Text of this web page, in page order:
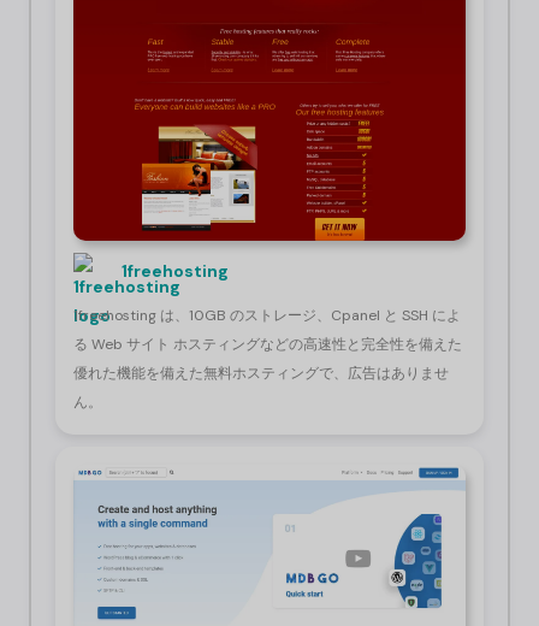
1freehosting
1freehosting は、10GB のストレージ、Cpanel と SSH によ
る Web サイト ホスティングなどの高速性と完全性を備えた
優れた機能を備えた無料ホスティングで、広告はありませ
ん。